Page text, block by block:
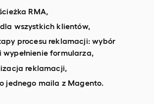
RMA,
wszystkich klientów,
procesu reklamacji: wybór
wypełnienie formularza,
reklamacji,
jednego maila z Magento.